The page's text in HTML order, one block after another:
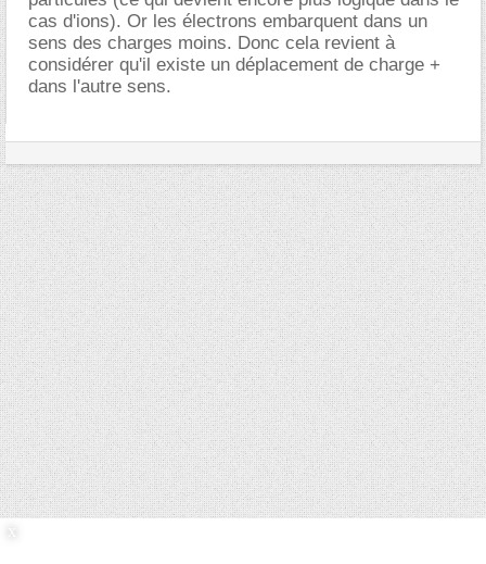
cas d'ions). Or les électrons embarquent dans un
sens des charges moins. Donc cela revient à
considérer qu'il existe un déplacement de charge +
dans l'autre sens.